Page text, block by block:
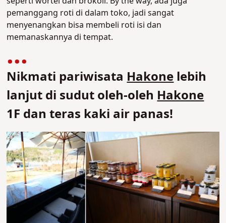
pemanggang roti di dalam toko, jadi sangat
menyenangkan bisa membeli roti isi dan
memanaskannya di tempat.
Nikmati pariwisataHakonelebih
lanjut di sudut oleh-olehHakone
1F dan teras kaki air panas!